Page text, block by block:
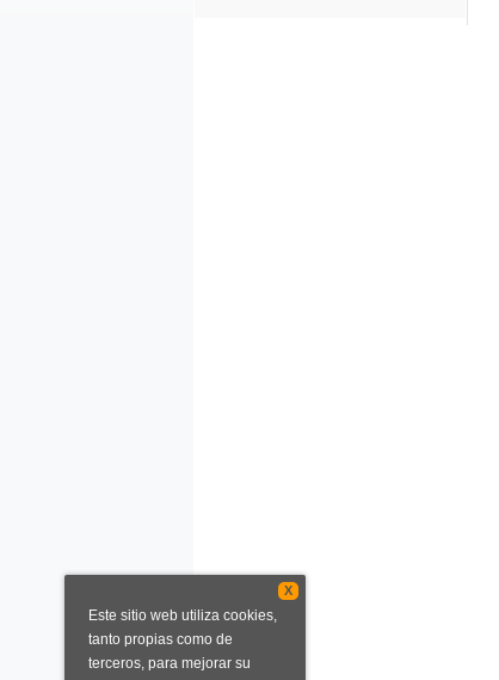
X
Este sitio web utiliza cookies,
tanto propias como de
terceros, para mejorar su